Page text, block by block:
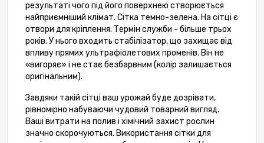
результаті чого під його поверхнею створюється
найприємніший клімат. Сітка темно-зелена. На сітці є
отвори для кріплення. Термін служби - більше трьох
років. У нього входить стабілізатор, що захищає від
впливу прямих ультрафіолетових променів. Він не
«вигоряє» і не стає безбарвним (колір залишається
оригінальним).
Завдяки такій сітці ваш урожай буде дозрівати,
рівномірно набуваючи чудовий товарний вигляд.
Ваші витрати на полив і хімічний захист рослин
значно скорочуються. Використання сітки для